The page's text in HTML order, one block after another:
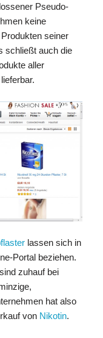
Pseudo-
keine
seiner
schließt auch die
aller
lassen sich in
Portal beziehen.
zuhauf bei
hat also
von Nikotin.